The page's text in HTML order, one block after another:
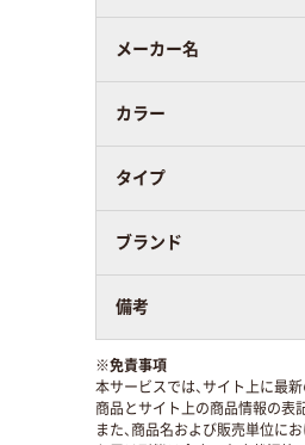
メーカー名
カラー
タイプ
ブランド
備考
※免責事項
本サービスでは、サイト上に最
商品とサイト上の商品情報の表
また、商品名および販売単位に